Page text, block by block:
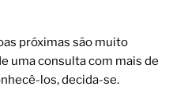
próximas são muito
uma consulta com mais de
los, decida-se.